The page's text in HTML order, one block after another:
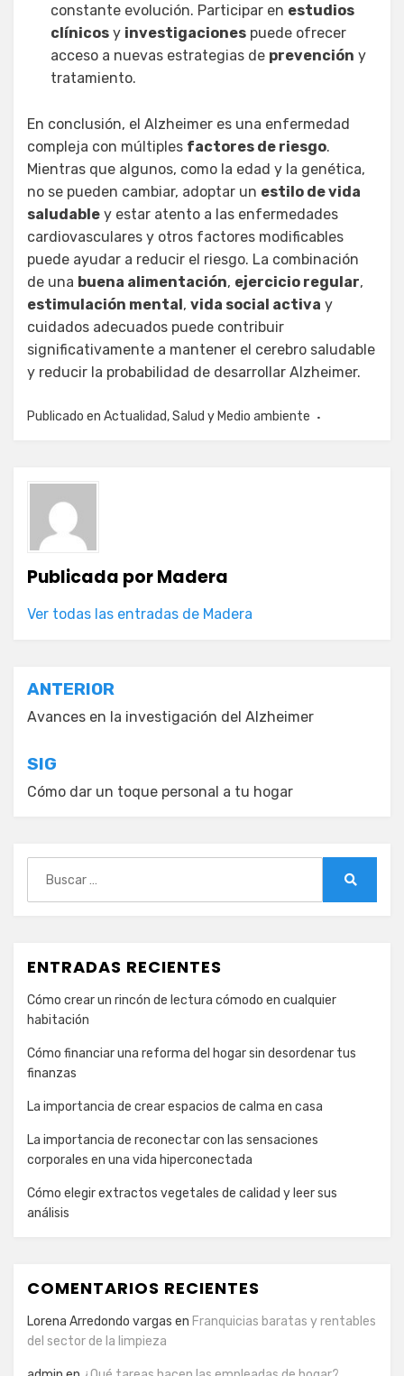
constante evolución. Participar en estudios
clínicos y investigaciones puede ofrecer
acceso a nuevas estrategias de prevención y
tratamiento.
En conclusión, el Alzheimer es una enfermedad
compleja con múltiples factores de riesgo.
Mientras que algunos, como la edad y la genética,
no se pueden cambiar, adoptar un estilo de vida
saludable y estar atento a las enfermedades
cardiovasculares y otros factores modificables
puede ayudar a reducir el riesgo. La combinación
de una buena alimentación, ejercicio regular,
estimulación mental, vida social activa y
cuidados adecuados puede contribuir
significativamente a mantener el cerebro saludable
y reducir la probabilidad de desarrollar Alzheimer.
Publicado en Actualidad,Salud y Medio ambiente
Publicada porMadera
Ver todas las entradas de Madera
Navegación
de
entradas
ANTERIOR
Avances en la investigación del Alzheimer
SIG
Cómo dar un toque personal a tu hogar
ENTRADAS RECIENTES
Cómo crear un rincón de lectura cómodo en cualquier
habitación
Cómo financiar una reforma del hogar sin desordenar tus
finanzas
La importancia de crear espacios de calma en casa
La importancia de reconectar con las sensaciones
corporales en una vida hiperconectada
Cómo elegir extractos vegetales de calidad y leer sus
análisis
COMENTARIOS RECIENTES
Lorena Arredondo vargas en Franquicias baratas y rentables
del sector de la limpieza